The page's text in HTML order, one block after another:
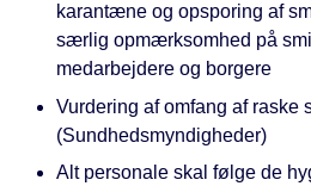
karantæne og opsporing af
særlig opmærksomhed på
medarbejdere og borgere
Vurdering af omfang af raske
(Sundhedsmyndigheder)
Alt personale skal følge de